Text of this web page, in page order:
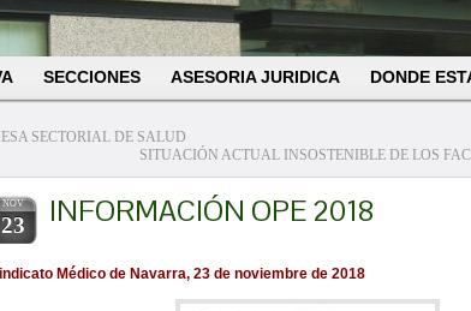
SECCIONES ASESORIA JURIDICA DONDE
SECTORIAL DE SALUD
SITUACIÓN ACTUAL INSOSTENIBLE DE LOS
NOV
23 INFORMACIÓN OPE 2018
Médico de Navarra, 23 de noviembre de 2018